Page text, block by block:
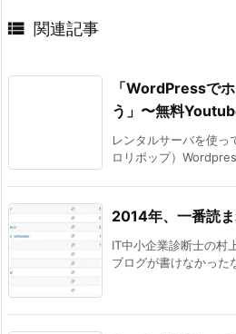
 関連記事
「WordPressで
う」〜無料
レンタルサーバを使っ
ロリポップ）
2014年、一番読
IT中小企業診断士の村
ブログが書けなかった